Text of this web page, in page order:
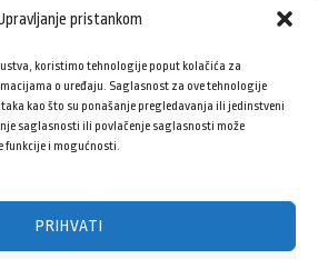
pristankom
koristimo tehnologije poput kolačića za
o uređaju. Saglasnost za ove tehnologije
kao što su ponašanje pregledavanja ili jedinstveni
saglasnosti ili povlačenje saglasnosti može
funkcije i mogućnosti.
PRIHVATI
103
bagno.ba